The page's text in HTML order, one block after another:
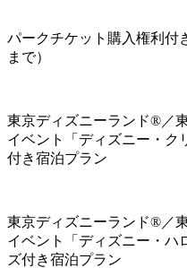
パークチケット購入権利付
まで）
東京ディズニーランド®／
イベント「ディズニー・ク
付き宿泊プラン
東京ディズニーランド®／
イベント「ディズニー・ハ
ズ付き宿泊プラン